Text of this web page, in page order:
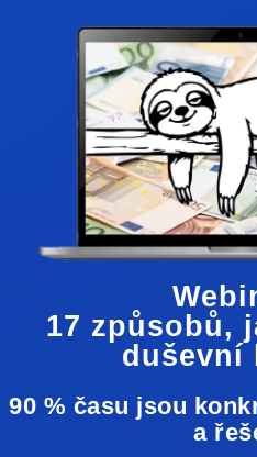
17 způsobů,
duševní
90 % času jsou
a